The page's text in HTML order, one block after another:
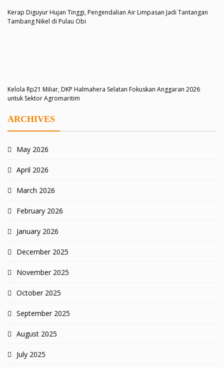
Kerap Diguyur Hujan Tinggi, Pengendalian Air Limpasan Jadi Tantangan
Tambang Nikel di Pulau Obi
Kelola Rp21 Miliar, DKP Halmahera Selatan Fokuskan Anggaran 2026
untuk Sektor Agromaritim
ARCHIVES
May 2026
April 2026
March 2026
February 2026
January 2026
December 2025
November 2025
October 2025
September 2025
August 2025
July 2025